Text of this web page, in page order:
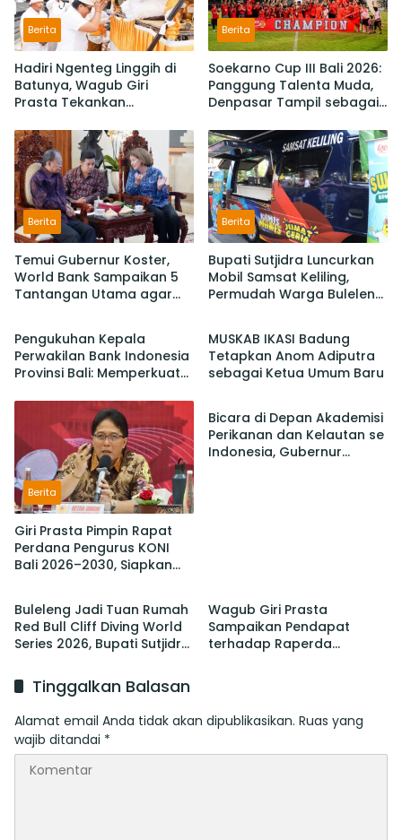
Berita
Hadiri Ngenteg Linggih di
Batunya, Wagub Giri
Prasta Tekankan
Royong dan Persatuan
Krama
Berita
Soekarno Cup III Bali 2026:
Panggung Talenta Muda,
Denpasar Tampil sebagai
Badung 3-2
Berita
Temui Gubernur Koster,
World Bank Sampaikan 5
Tantangan Utama agar
Berita
Bupati Sutjidra Luncurkan
Mobil Samsat Keliling,
Permudah Warga Buleleng
Berita
Pengukuhan Kepala
Perwakilan Bank Indonesia
Provinsi Bali: Memperkuat
Stabilitas dan Mendorong
Pertumbuhan Ekonomi Bali
Berita
MUSKAB IKASI Badung
Tetapkan Anom Adiputra
sebagai Ketua Umum Baru
Berita
Giri Prasta Pimpin Rapat
Perdana Pengurus KONI
Bali 2026–2030, Siapkan
Berita
Bicara di Depan Akademisi
Perikanan dan Kelautan se
Indonesia, Gubernur
Berita
Buleleng Jadi Tuan Rumah
Red Bull Cliff Diving World
Series 2026, Bupati Sutjidra:
Wisata Bali Utara
Wagub Giri Prasta
Sampaikan Pendapat
terhadap Raperda
Tinggalkan Balasan
Alamat email Anda tidak akan dipublikasikan. Ruas yang
wajib ditandai *